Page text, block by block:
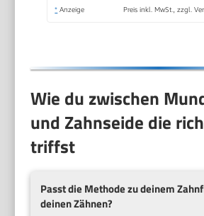
* Anzeige Preis inkl. MwSt., zzgl.
Wie du zwischen
und Zahnseide die
triffst
Passt die Methode zu deinem
deinen Zähnen?